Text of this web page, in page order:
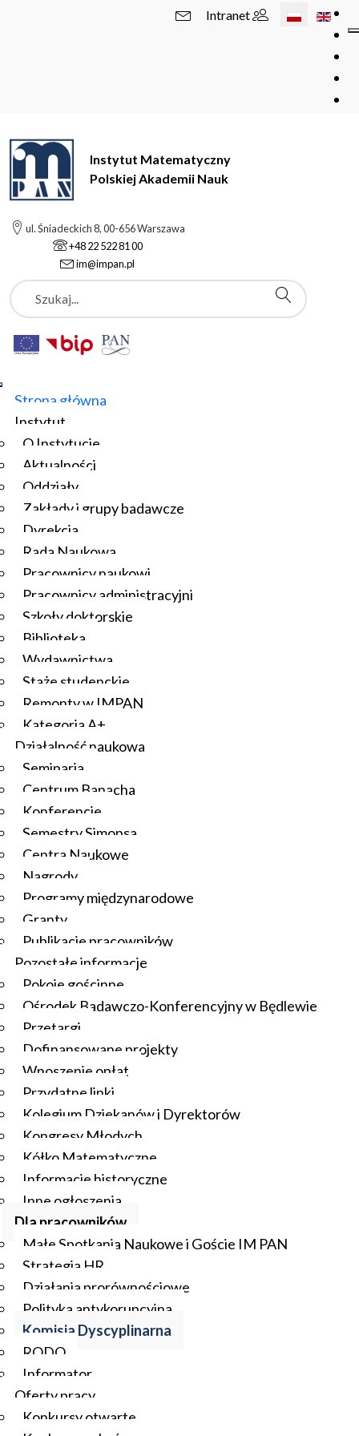
Wybierz swój
Intranet
Instytut Matematyczny
Polskiej Akademii Nauk
ul. Śniadeckich 8, 00-656 Warszawa
+48 22 522 81 00
im@impan.pl
Szukaj
Strona główna
Instytut
O Instytucie
Aktualności
Oddziały
Zakłady i grupy badawcze
Dyrekcja
Rada Naukowa
Pracownicy naukowi
Pracownicy administracyjni
Szkoły doktorskie
Biblioteka
Wydawnictwa
Staże studenckie
Remonty w IMPAN
Kategoria A+
Działalność naukowa
Seminaria
Centrum Banacha
Konferencje
Semestry Simonsa
Centra Naukowe
Nagrody
Programy międzynarodowe
Granty
Publikacje pracowników
Pozostałe informacje
Pokoje gościnne
Ośrodek Badawczo-Konferencyjny w Będlewie
Przetargi
Dofinansowane projekty
Wnoszenie opłat
Przydatne linki
Kolegium Dziekanów i Dyrektorów
Kongresy Młodych
Kółko Matematyczne
Informacje historyczne
Inne ogłoszenia
Dla pracowników
Małe Spotkania Naukowe i Goście IM PAN
Strategia HR
Działania prorównościowe
Polityka antykorupcyjna
Komisja Dyscyplinarna
RODO
Informator
Oferty pracy
Konkursy otwarte